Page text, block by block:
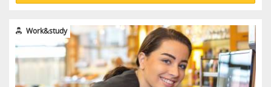
Work&study